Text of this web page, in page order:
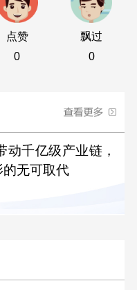
点赞
0
飘过
0
动千亿级产业链，
的无可取代